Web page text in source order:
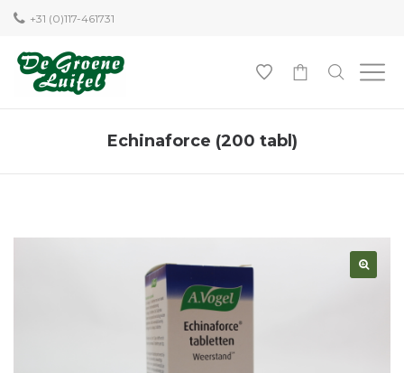
+31 (0)117-461731
Echinaforce (200 tabl)